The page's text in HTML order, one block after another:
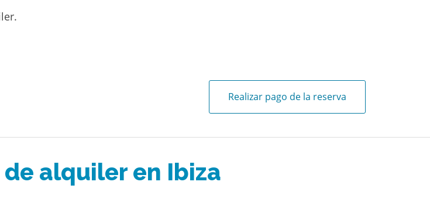
Realizar pago de la reserva
alquiler en Ibiza